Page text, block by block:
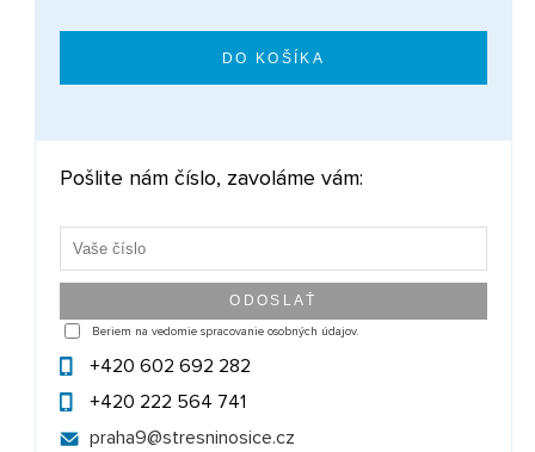
Pošlite nám číslo, zavoláme vám:
Beriem na vedomie spracovanie osobných údajov.
+420 602 692 282
+420 222 564 741
praha9@stresninosice.cz